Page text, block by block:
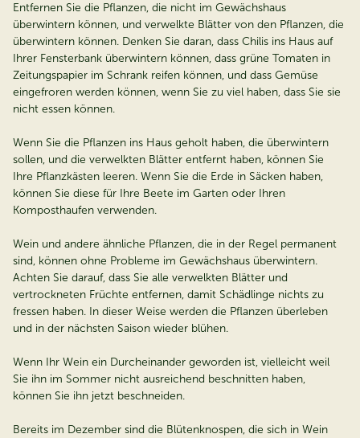
Entfernen Sie die Pflanzen, die nicht im Gewächshaus
überwintern können, und verwelkte Blätter von den Pflanzen, die
überwintern können. Denken Sie daran, dass Chilis ins Haus auf
Ihrer Fensterbank überwintern können, dass grüne Tomaten in
Zeitungspapier im Schrank reifen können, und dass Gemüse
eingefroren werden können, wenn Sie zu viel haben, dass Sie sie
nicht essen können.
Wenn Sie die Pflanzen ins Haus geholt haben, die überwintern
sollen, und die verwelkten Blätter entfernt haben, können Sie
Ihre Pflanzkästen leeren. Wenn Sie die Erde in Säcken haben,
können Sie diese für Ihre Beete im Garten oder Ihren
Komposthaufen verwenden.
Wein und andere ähnliche Pflanzen, die in der Regel permanent
sind, können ohne Probleme im Gewächshaus überwintern.
Achten Sie darauf, dass Sie alle verwelkten Blätter und
vertrockneten Früchte entfernen, damit Schädlinge nichts zu
fressen haben. In dieser Weise werden die Pflanzen überleben
und in der nächsten Saison wieder blühen.
Wenn Ihr Wein ein Durcheinander geworden ist, vielleicht weil
Sie ihn im Sommer nicht ausreichend beschnitten haben,
können Sie ihn jetzt beschneiden.
Bereits im Dezember sind die Blütenknospen, die sich in Wein